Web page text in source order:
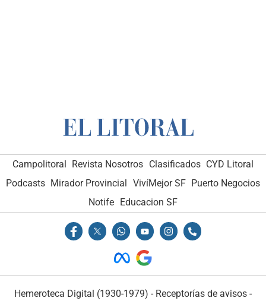
Campolitoral Revista Nosotros Clasificados CYD Litoral
Podcasts Mirador Provincial VivíMejor SF Puerto Negocios
Notife
Educacion SF
Hemeroteca Digital (1930-1979) - Receptorías de avisos -